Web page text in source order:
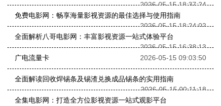
2026-05-15 18:37:24
免费电影网：畅享海量影视资源的最佳选择与使用指南
2026-05-15 18:24:02
全面解析八哥电影网：丰富影视资源一站式体验平台
2026-05-15 16:38:13
广电流量卡
2026-05-15 09:03:50
全面解读回收焊锡条及锡渣兑换成品锡条的实用指南
2026-05-15 00:11:18
全集电影网：打造全方位影视资源一站式观影平台